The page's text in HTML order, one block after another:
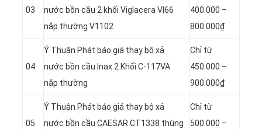
03
nước bồn cầu 2 khối Viglacera VI66
nắp thường V1102
400.000 –
800.000₫
04
Ý Thuận Phát báo giá thay bộ xả
nước bồn cầu Inax 2 Khối C-117VA
nắp thường
Chỉ từ
450.000 –
900.000₫
05
Ý Thuận Phát báo giá thay bộ xả
nước bồn cầu CAESAR CT1338 thùng
Chỉ từ
500.000 –